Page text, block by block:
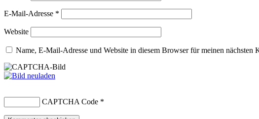
E-Mail-Adresse *
Website
Name, E-Mail-Adresse und Website in diesem Browser für meinen nächsten
CAPTCHA Code *